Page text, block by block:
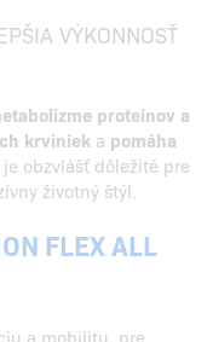
VÝKONNOSŤ
proteínov a
krviniek a pomáha
obzvlášť dôležité pre
životný štýl.
FLEX ALL
a mobilitu, pre